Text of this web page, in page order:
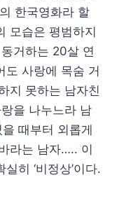
한국영화라 할
모습은 평범하지
거하는 20살 연
도 사랑에 목숨 거
지 못하는 남자친
을 나누느라 남
때부터 외롭게
라는 남자….. 이
히 ‘비정상’이다.